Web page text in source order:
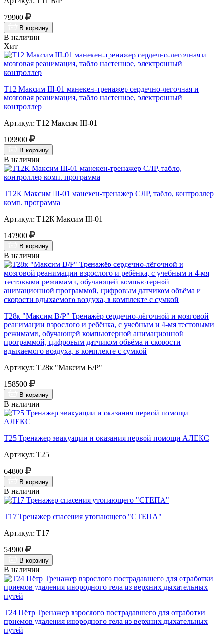
79900
В корзину
В наличии
Хит
Т12 Максим III-01 манекен-тренажер сердечно-легочная и
мозговая реанимация, табло настенное, электронный
контроллер
Артикул: Т12 Максим III-01
109900
В корзину
В наличии
Т12К Максим III-01 манекен-тренажер СЛР, табло, контроллер
комп. программа
Артикул: Т12К Максим III-01
147900
В корзину
В наличии
Т28к "Максим В/Р" Тренажёр сердечно-лёгочной и мозговой
реанимации взрослого и ребёнка, с учебным и 4-мя тестовыми
режимами, обучающей компьютерной анимационной
программой, цифровым датчиком объёма и скорости
вдыхаемого воздуха, в комплекте с сумкой
Артикул: Т28к "Максим В/Р"
158500
В корзину
В наличии
Т25 Тренажер эвакуации и оказания первой помощи АЛЕКС
Артикул: Т25
64800
В корзину
В наличии
Т17 Тренажер спасения утопающего "СТЕПА"
Артикул: Т17
54900
В корзину
В наличии
Т24 Пётр Тренажер взрослого пострадавшего для отработки
приемов удаления инородного тела из верхних дыхательных
путей